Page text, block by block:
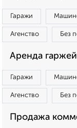
Гаражи
Агенство Без
Аренда
Гаражи
Агенство Без
Продажа